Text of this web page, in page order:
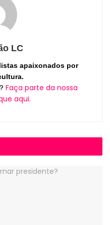
LC
apaixonados por
Faça parte da nossa
aqui.